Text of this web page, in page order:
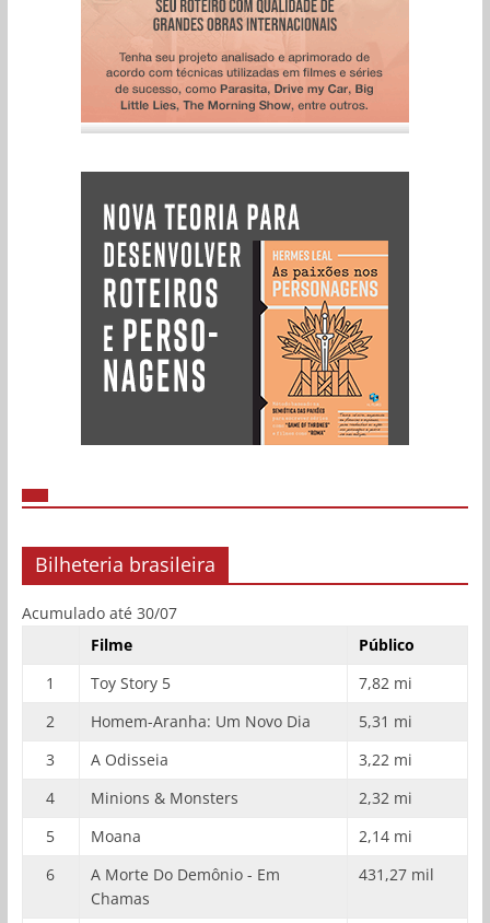
Bilheteria brasileira
Acumulado até 30/07
Filme
Público
1
Toy Story 5
7,82 mi
2
Homem-Aranha: Um Novo Dia
5,31 mi
3
A Odisseia
3,22 mi
4
Minions & Monsters
2,32 mi
5
Moana
2,14 mi
6
A Morte Do Demônio - Em
Chamas
431,27 mil